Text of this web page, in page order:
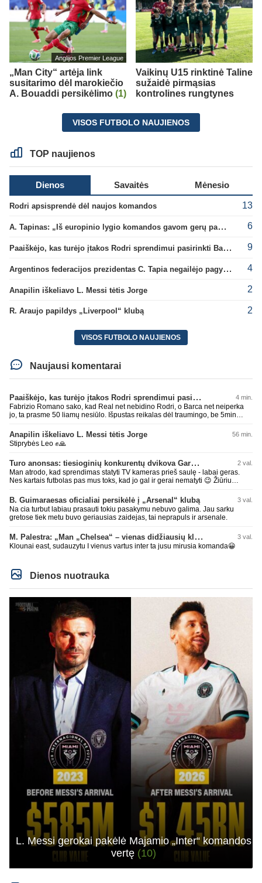
Anglijos Premier League
„Man City“ artėja link
susitarimo dėl marokiečio
A. Bouaddi persikėlimo (1)
Vaikinų U15 rinktinė Taline
sužaidė pirmąsias
kontrolines rungtynes
VISOS FUTBOLO NAUJIENOS
TOP naujienos
Dienos Savaitės Mėnesio
Rodri apsisprendė dėl naujos komandos 13
A. Tapinas: „Iš europinio lygio komandos gavom gerų pamokų“ 6
Paaiškėjo, kas turėjo įtakos Rodri sprendimui pasirinkti Barselonos pusę 9
Argentinos federacijos prezidentas C. Tapia negailėjo pagyrų G. Infantino 4
Anapilin iškeliavo L. Messi tėtis Jorge 2
R. Araujo papildys „Liverpool“ klubą 2
VISOS FUTBOLO NAUJIENOS
Naujausi komentarai
Paaiškėjo, kas turėjo įtakos Rodri sprendimui pasirinkti Barselonos pusę 4 min.
Fabrizio Romano sako, kad Real net nebidino Rodri, o Barca net neiperka
jo, ta prasme 50 liamų nesiūlo. Išpustas reikalas dėl traumingo, be 5min
Anapilin iškeliavo L. Messi tėtis Jorge 56 min.
Stiprybės Leo ✊🙏
Turo anonsas: tiesioginių konkurentų dvikova Gargžduose 2 val.
Man atrodo, kad sprendimas statyti TV kameras prieš saulę - labai geras.
Nes kartais futbolas pas mus toks, kad jo gal ir gerai nematyti 😉 Žiūriu
kaip alaus butelys, kurį ką tik išmaukiau. Linkėjimai Tadui (slapyvardžiu „apie
nieką“), kuris kiek girdėjau, įpūtė akis varvinančių transliacijų dvasią 😀
B. Guimaraesas oficialiai persikėlė į „Arsenal“ klubą 3 val.
Na cia turbut labiau prasauti tokiu pasakymu nebuvo galima. Jau sarku
gretose tiek metu buvo geriausias zaidejas, tai neprapuls ir arsenale.
M. Palestra: „Man „Chelsea“ – vienas didžiausių klubų futbole“ 3 val.
Klounai east, sudauzytu I vienus vartus inter ta jusu mirusia komanda😀
Dienos nuotrauka
L. Messi gerokai pakėlė Majamio „Inter“ komandos
vertę (10)